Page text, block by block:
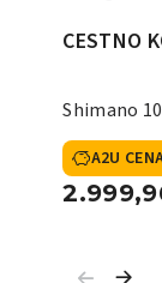
CESTNO
Shimano
A2U